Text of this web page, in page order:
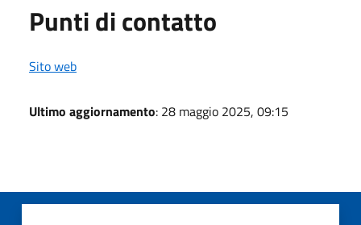
Punti di contatto
Sito web
Ultimo aggiornamento: 28 maggio 2025, 09:15